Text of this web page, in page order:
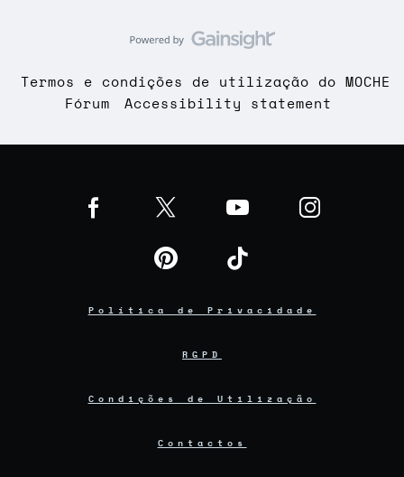
Termos e condições de utilização do MOCHE
Fórum
Accessibility statement
Política de Privacidade
RGPD
Condições de Utilização
Contactos